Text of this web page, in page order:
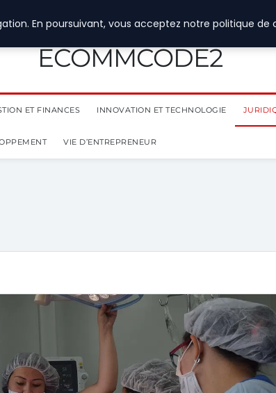
ECOMMCODE2
ET FINANCES INNOVATION ET TECHNOLOGIE
VIE D’ENTREPRENEUR
En poursuivant, vous acceptez notre politique de